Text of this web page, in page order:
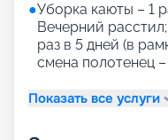
●Уборка каюты – 1
Вечерний
раз в 5 дней (в
смена полотенец –
Показать все услуги